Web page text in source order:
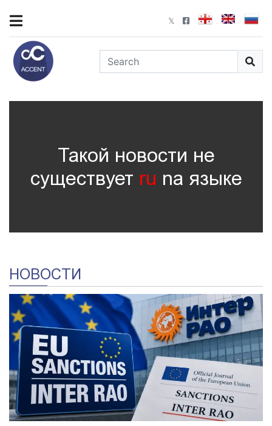
Такой новости не
существует ru nа языке
НОВОСТИ